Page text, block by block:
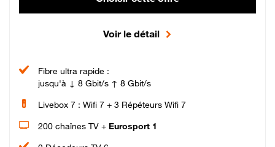
Voir le détail
Fibre ultra rapide :
jusqu'à ↓ 8 Gbit/s ↑ 8 Gbit/s
Livebox 7 : Wifi 7 + 3 Répéteurs Wifi 7
200 chaînes TV + Eurosport 1